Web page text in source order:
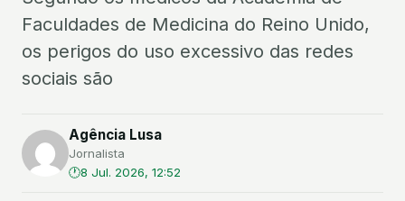
Faculdades de Medicina do Reino Unido,
os perigos do uso excessivo das redes
sociais são
Agência Lusa
Jornalista
8 Jul. 2026, 12:52